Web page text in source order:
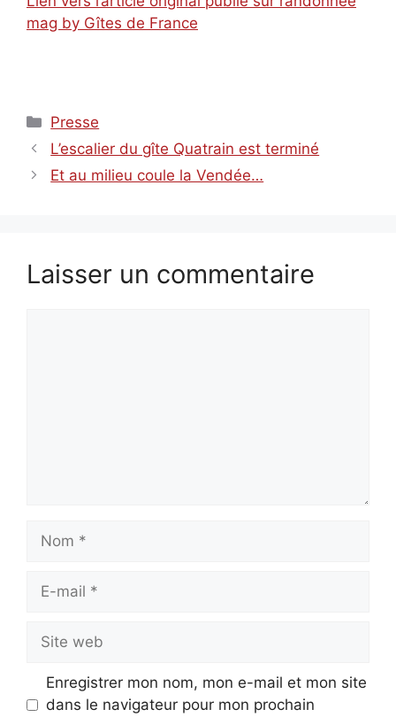
mag by Gîtes de France
Catégories
Presse
L’escalier du gîte Quatrain est terminé
Et au milieu coule la Vendée…
Laisser un commentaire
Nom
Site
web
Enregistrer mon nom, mon e-mail et mon site
dans le navigateur pour mon prochain